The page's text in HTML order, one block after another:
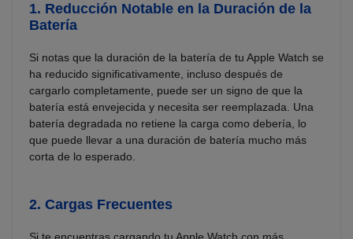
1. Reducción Notable en la Duración de la
Batería
Si notas que la duración de la batería de tu Apple Watch se
ha reducido significativamente, incluso después de
cargarlo completamente, puede ser un signo de que la
batería está envejecida y necesita ser reemplazada. Una
batería degradada no retiene la carga como debería, lo
que puede llevar a una duración de batería mucho más
corta de lo esperado.
2. Cargas Frecuentes